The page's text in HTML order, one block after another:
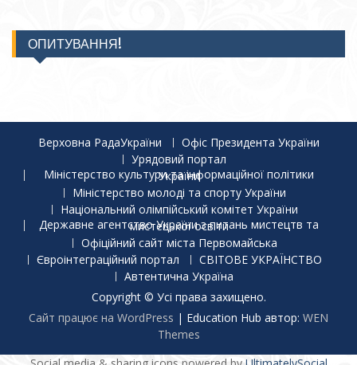
ОПИТУВАННЯ!
Верховна РадаУкраїни
Офіс Президента України
Урядовий портал
Міністерство культури та інформаційної політики України
Міністерство молоді та спорту України
Національний олімпійський комітет України
Державне агентство України з питань мистецтв та мистецької освіти
Офіційний сайт міста Первомайська
Євроінтеграційний портал
СВІТОВЕ УКРАЇНСТВО
Автентична Україна
Copyright © Усі права захищено.
Сайт працює на WordPress | Education Hub автор: WEN
Themes